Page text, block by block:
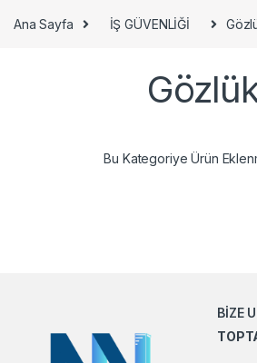
Ana Sayfa İŞ GÜVENLİĞİ
Bu Kategoriye Ürün
BİZE